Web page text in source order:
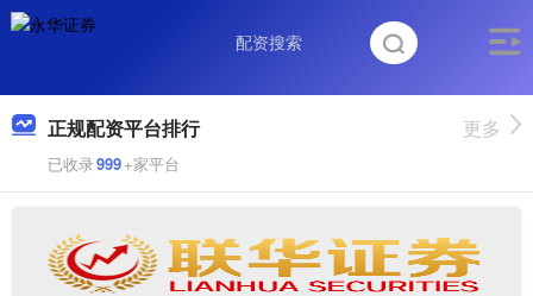
正规配资平台排行
已收录999+家平台
更多